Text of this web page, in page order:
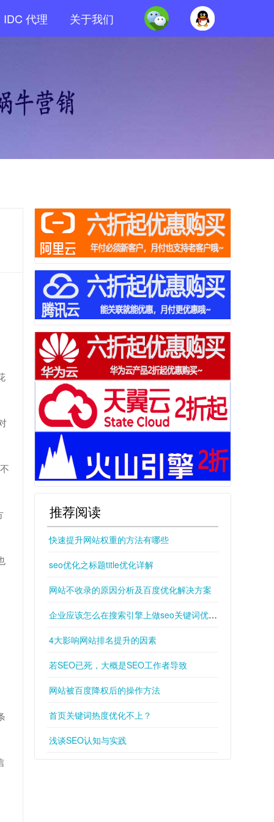
IDC 代理 关于我们
推荐阅读
快速提升网站权重的方法有哪些
seo优化之标题title优化详解
网站不收录的原因分析及百度优化解决方案
企业应该怎么在搜索引擎上做seo关键词优化？
4大影响网站排名提升的因素
若SEO已死，大概是SEO工作者导致
网站被百度降权后的操作方法
首页关键词热度优化不上？
浅谈SEO认知与实践